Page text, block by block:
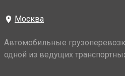
Москва
Автомобильные
одной из ведущих